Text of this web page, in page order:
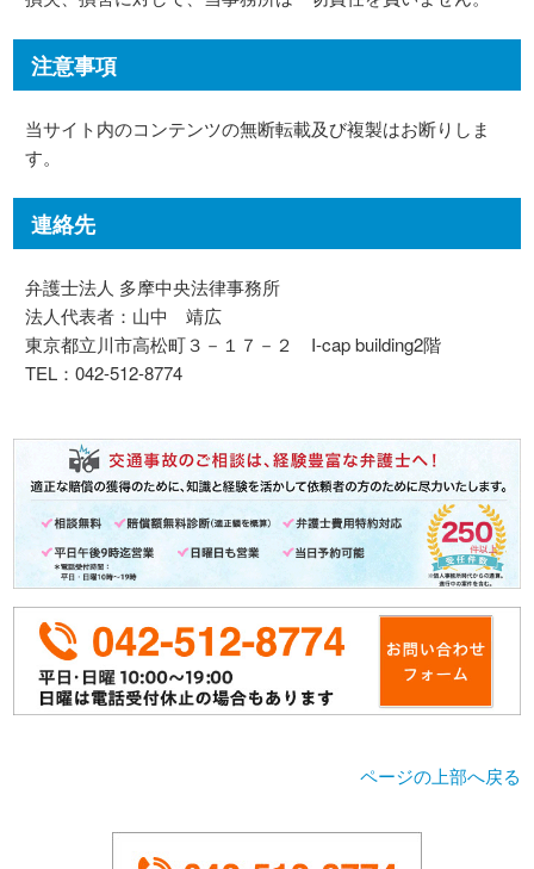
注意事項
当サイト内のコンテンツの無断転載及び複製はお断りしま
す。
連絡先
弁護士法人 多摩中央法律事務所
法人代表者：山中 靖広
東京都立川市高松町３－１７－２ I-cap building2階
TEL：042-512-8774
ページの上部へ戻る